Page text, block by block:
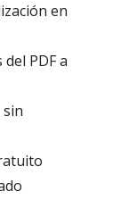
en
PDF a